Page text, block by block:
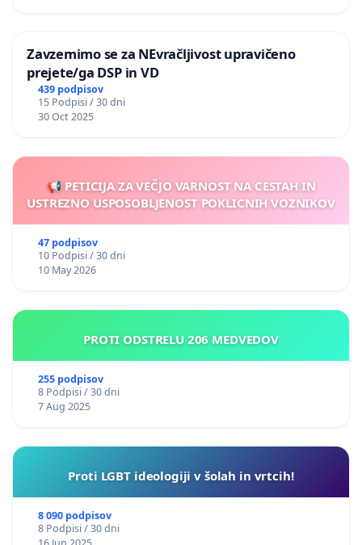
Zavzemimo se za NEvračljivost upravičeno
prejete/ga DSP in VD
439 podpisov
15 Podpisi / 30 dni
30 Oct 2025
📢 PETICIJA ZA VEČJO VARNOST NA CESTAH IN
USTREZNO USPOSOBLJENOST POKLICNIH VOZNIKOV
47 podpisov
10 Podpisi / 30 dni
10 May 2026
PROTI ODSTRELU 206 MEDVEDOV
255 podpisov
8 Podpisi / 30 dni
7 Aug 2025
Proti LGBT ideologiji v šolah in vrtcih!
8 090 podpisov
8 Podpisi / 30 dni